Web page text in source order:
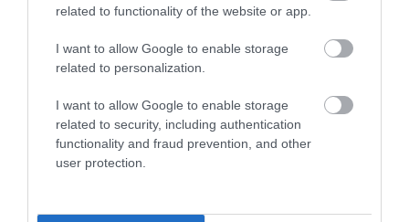
related to functionality of the website or app.
I want to allow Google to enable storage
related to personalization.
I want to allow Google to enable storage
related to security, including authentication
functionality and fraud prevention, and other
user protection.
A kiválasztási folyamatban az első érintkezési pont a jelölttel a
pályázati anyag megismerése. Emiatt a CV nemcsak a szakmai
alkalmasságot mutatja meg, hanem a vállalat és a pályázó közötti